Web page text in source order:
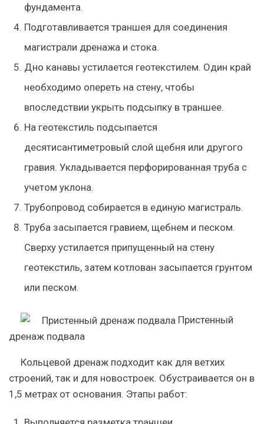
фундамента.
Подготавливается траншея для соединения
магистрали дренажа и стока.
Дно канавы устилается геотекстилем. Один край
необходимо опереть на стену, чтобы
впоследствии укрыть подсыпку в траншее.
На геотекстиль подсыпается
десятисантиметровый слой щебня или другого
гравия. Укладывается перфорированная труба с
учетом уклона.
Трубопровод собирается в единую магистраль.
Труба засыпается гравием, щебнем и песком.
Сверху устилается припущенный на стену
геотекстиль, затем котлован засыпается грунтом
или песком.
Пристенный
дренаж подвала
Кольцевой дренаж подходит как для ветхих
строений, так и для новостроек. Обустраивается он в
1,5 метрах от основания. Этапы работ: